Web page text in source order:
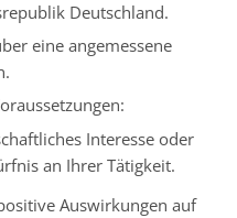
Deutschland.
eine angemessene
Interesse oder
an Ihrer Tätigkeit.
Auswirkungen auf